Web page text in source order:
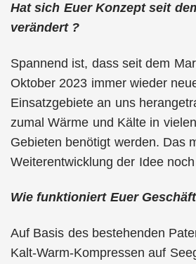
Hat sich Euer Konzept seit
verändert ?
Spannend ist, dass seit dem
Oktober 2023 immer wieder
Einsatzgebiete an uns
zumal Wärme und Kälte in
Gebieten benötigt werden. Das
Weiterentwicklung der Idee
Wie funktioniert Euer
Auf Basis des bestehenden
Kalt-Warm-Kompressen auf